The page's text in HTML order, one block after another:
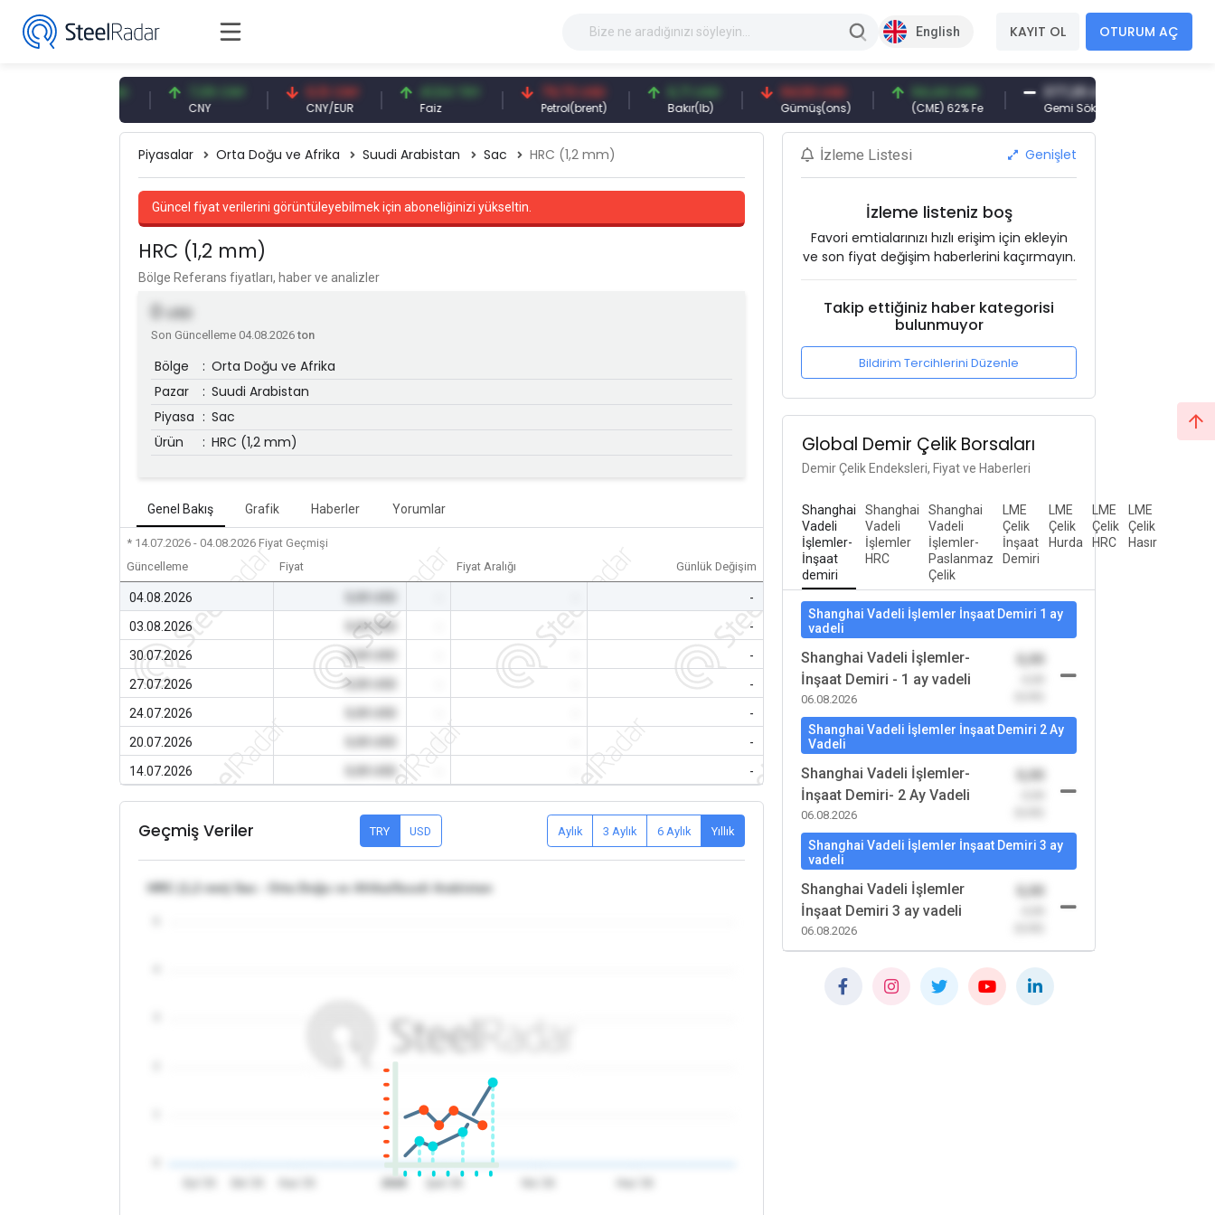
English KAYIT OL OTURUM AÇ
7,09 CNY
CNY
0,13 CNY
CNY/EUR
41,54 TRY
Faiz
79,73 USD
Petrol(brent)
6,71 USD
Bakır(lb)
94,50 USD
Gümüş(ons)
94,44 USD
(CME) 62% Fe
377,25 USD
Gemi Söküm
Piyasalar Orta Doğu ve Afrika Suudi Arabistan Sac HRC (1,2 mm)
Güncel fiyat verilerini görüntüleyebilmek için aboneliğinizi yükseltin.
HRC (1,2 mm)
Bölge Referans fiyatları, haber ve analizler
0 USD
Son Güncelleme 04.08.2026ton
Bölge : Orta Doğu ve Afrika
Pazar
: Suudi Arabistan
Piyasa : Sac
Ürün
: HRC (1,2 mm)
Genel Bakış Grafik Haberler Yorumlar
* 14.07.2026 - 04.08.2026 Fiyat Geçmişi
Güncelleme
Fiyat Fiyat Aralığı Günlük Değişim
04.08.2026
-
03.08.2026
0,00 USD
-
30.07.2026
0,00 USD
-
27.07.2026
0,00 USD
-
24.07.2026
-
20.07.2026
-
-
14.07.2026
-
Geçmiş Veriler TRY USD Aylık 3 Aylık 6 Aylık Yıllık
HRC (1,2 mm) Sac - Orta Doğu ve Afrika/Suudi Arabistan
İzleme Listesi Genişlet
İzleme listeniz boş
Favori emtialarınızı hızlı erişim için ekleyin
ve son fiyat değişim haberlerini kaçırmayın.
Takip ettiğiniz haber kategorisi
bulunmuyor
Bildirim Tercihlerini Düzenle
Global Demir Çelik Borsaları
Demir Çelik Endeksleri, Fiyat ve Haberleri
Shanghai
Vadeli
İşlemler-
İnşaat
demiri
Shanghai
Vadeli
İşlemler
HRC
Shanghai
Vadeli
İşlemler-
Paslanmaz
Çelik
LME
Çelik
İnşaat
Demiri
LME
Çelik
Hurda
LME
Çelik
HRC
LME
Çelik
Hasır
Shanghai Vadeli İşlemler İnşaat Demiri 1 ay
vadeli
Shanghai Vadeli İşlemler-
İnşaat Demiri - 1 ay vadeli
06.08.2026
Shanghai Vadeli İşlemler İnşaat Demiri 2 Ay
Vadeli
Shanghai Vadeli İşlemler-
İnşaat Demiri- 2 Ay Vadeli
06.08.2026
Shanghai Vadeli İşlemler İnşaat Demiri 3 ay
vadeli
Shanghai Vadeli İşlemler
İnşaat Demiri 3 ay vadeli
06.08.2026